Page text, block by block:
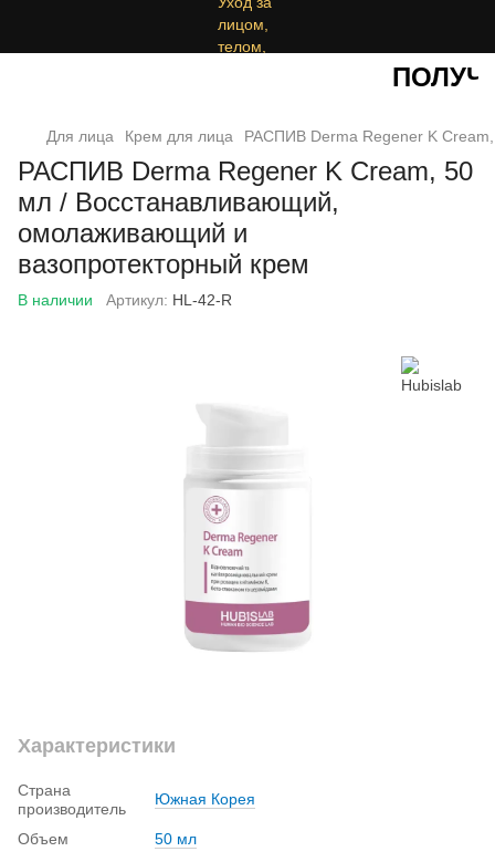
Для лица Крем для лица РАСПИВ Derma Regener K
РАСПИВ Derma Regener K Cream, 50
мл / Восстанавливающий,
омолаживающий и
вазопротекторный крем
В наличии Артикул: HL-42-R
Характеристики
Страна
производитель
Южная Корея
Объем
50 мл